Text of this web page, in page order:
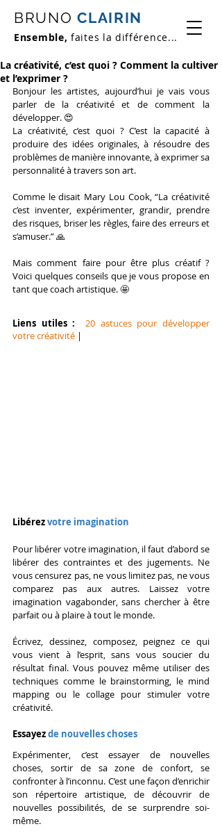
BRUNO CLAIRIN
Ensemble, faites la différence...
La créativité, c’est quoi ? Comment la cultiver
et l’exprimer ?
Bonjour les artistes, aujourd’hui je vais vous
parler de la créativité et de comment la
développer. 😍
La créativité, c’est quoi ? C’est la capacité à
produire des idées originales, à résoudre des
problèmes de manière innovante, à exprimer sa
personnalité à travers son art.
Comme le disait Mary Lou Cook, “La créativité
c’est inventer, expérimenter, grandir, prendre
des risques, briser les règles, faire des erreurs et
s’amuser.” 🙏
Mais comment faire pour être plus créatif ?
Voici quelques conseils que je vous propose en
tant que coach artistique. 🤩
Liens utiles :
20 astuces pour développer
votre créativité |
Libérez votre imagination
Pour libérer votre imagination, il faut d’abord se
libérer des contraintes et des jugements. Ne
vous censurez pas, ne vous limitez pas, ne vous
comparez pas aux autres. Laissez votre
imagination vagabonder, sans chercher à être
parfait ou à plaire à tout le monde.
Écrivez, dessinez, composez, peignez ce qui
vous vient à l’esprit, sans vous soucier du
résultat final. Vous pouvez même utiliser des
techniques comme le brainstorming, le mind
mapping ou le collage pour stimuler votre
créativité.
Essayez de nouvelles choses
Expérimenter, c’est essayer de nouvelles
choses, sortir de sa zone de confort, se
confronter à l’inconnu. C’est une façon d’enrichir
son répertoire artistique, de découvrir de
nouvelles possibilités, de se surprendre soi-
même.